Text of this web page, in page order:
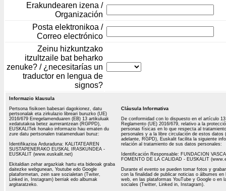
Erakundearen izena /
Organización
Posta elektronikoa /
Correo electrónico
Zeinu hizkuntzako
itzultzaile bat beharko
zenuke? / ¿necesitarías un
traductor en lengua de
signos?
Informazio klausula
Pertsona fisikoen babesari dagokionez, datu
pertsonalak eta zirkulazio libreari buruzko (UE)
2016/679 Erregelamenduaren (EB) 13 artikuluak
xedatutakoa betez aurrerantzean (RGPPD),
EUSKALITek honako informazio hau ematen du
zure datu pertsonalen tratamenduari buruz:
Identifikazioa Arduraduna: KALITATEAREN
SUSTAPENERAKO EUSKAL IRASKUNDEA -
EUSKALIT (www.euskalit.net)
Ekitaldian zehar argazkiak hartu eta bideoak graba
daitezke webgunean, Youtube edo Google
plataformetan, zein sare sozialetan (Twiter,
Linked in, Instagram) berriak edo albumak
argitaratzeko.
Cláusula Informativa
De conformidad con lo dispuesto en el artículo 13
Reglamento (UE) 2016/679, relativo a la
personas físicas en lo que respecta al
personales y a la libre circulación de estos datos
adelante, RGPD), Euskalit facilita la siguiente
relación al tratamiento de sus datos personales:
Identificación Responsable: FUNDACION
FOMENTO DE LA CALIDAD - EUSKALIT
Durante el evento se pueden tomar fotos y
con la finalidad de publicar noticias o álbumes en
web, en las plataformas YouTube y Google o en
sociales (Twitter, Linked in, Instagram).